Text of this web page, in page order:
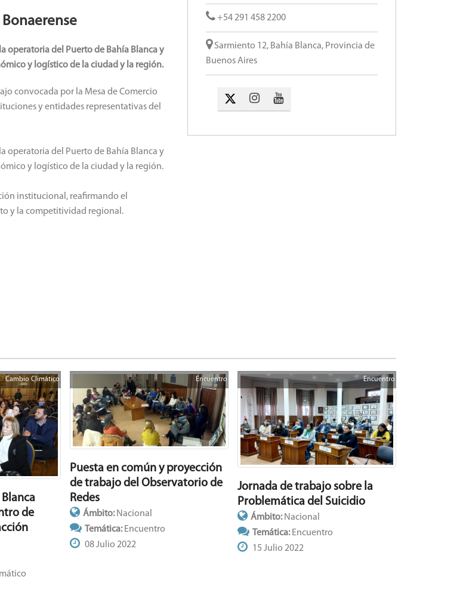
operatoria del Puerto de Bahía Blanca y
y logístico de la ciudad y la región.
convocada por la Mesa de Comercio
y entidades representativas del
operatoria del Puerto de Bahía Blanca y
y logístico de la ciudad y la región.
institucional, reafirmando el
y la competitividad regional.
+54 291 458 2200
Sarmiento 12, Bahía Blanca, Provincia de
Buenos Aires
Cambio Climático
Blanca
de
Encuentro
Puesta en común y proyección
de trabajo del Observatorio de
Redes
Ámbito: Nacional
Temática: Encuentro
08 Julio 2022
Encuentro
Jornada de trabajo sobre la
Problemática del Suicidio
Ámbito: Nacional
Temática: Encuentro
15 Julio 2022